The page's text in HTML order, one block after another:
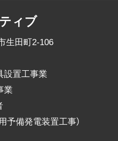
ィブ
生田町2-106
設置工事業
業
予備発電装置工事）